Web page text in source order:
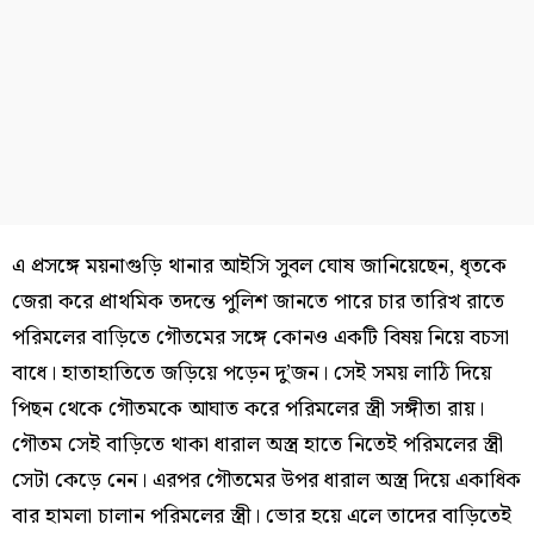
এ প্রসঙ্গে ময়নাগুড়ি থানার আইসি সুবল ঘোষ জানিয়েছেন, ধৃতকে
জেরা করে প্রাথমিক তদন্তে পুলিশ জানতে পারে চার তারিখ রাতে
পরিমলের বাড়িতে গৌতমের সঙ্গে কোনও একটি বিষয় নিয়ে বচসা
বাধে। হাতাহাতিতে জড়িয়ে পড়েন দু’জন। সেই সময় লাঠি দিয়ে
পিছন থেকে গৌতমকে আঘাত করে পরিমলের স্ত্রী সঙ্গীতা রায়।
গৌতম সেই বাড়িতে থাকা ধারাল অস্ত্র হাতে নিতেই পরিমলের স্ত্রী
সেটা কেড়ে নেন। এরপর গৌতমের উপর ধারাল অস্ত্র দিয়ে একাধিক
বার হামলা চালান পরিমলের স্ত্রী। ভোর হয়ে এলে তাদের বাড়িতেই